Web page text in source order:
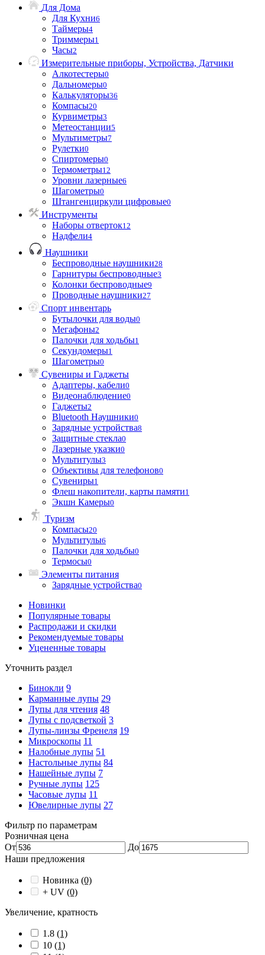
Для Дома
Для Кухни6
Таймеры4
Триммеры1
Часы2
Измерительные приборы, Устройства, Датчики
Алкотестеры0
Дальномеры0
Калькуляторы36
Компасы20
Курвиметры3
Метеостанции5
Мультиметры7
Рулетки0
Спиртомеры0
Термометры12
Уровни лазерные6
Шагометры0
Штангенциркули цифровые0
Инструменты
Наборы отверток12
Надфели4
Наушники
Беспроводные наушники28
Гарнитуры беспроводные3
Колонки беспроводные9
Проводные наушники27
Спорт инвентарь
Бутылочки для воды0
Мегафоны2
Палочки для ходьбы1
Секундомеры1
Шагометры0
Сувениры и Гаджеты
Адаптеры, кабели0
Видеонаблюдение0
Гаджеты2
Bluetooth Наушники0
Зарядные устройства8
Защитные стекла0
Лазерные указки0
Мультитулы3
Объективы для телефонов0
Сувениры1
Флеш накопители, карты памяти1
Экшн Камеры0
Туризм
Компасы20
Мультитулы6
Палочки для ходьбы0
Термосы0
Элементы питания
Зарядные устройства0
Новинки
Популярные товары
Распродажи и скидки
Рекомендуемые товары
Уцененные товары
Уточнить раздел
Бинокли 9
Карманные лупы 29
Лупы для чтения 48
Лупы с подсветкой 3
Лупы-линзы Френеля 19
Микроскопы 11
Налобные лупы 51
Настольные лупы 84
Нашейные лупы 7
Ручные лупы 125
Часовые лупы 11
Ювелирные лупы 27
Фильтр по параметрам
Розничная цена
От
До
Наши предложения
Новинка (0)
+ UV (0)
Увеличение, кратность
1.8 (1)
10 (1)